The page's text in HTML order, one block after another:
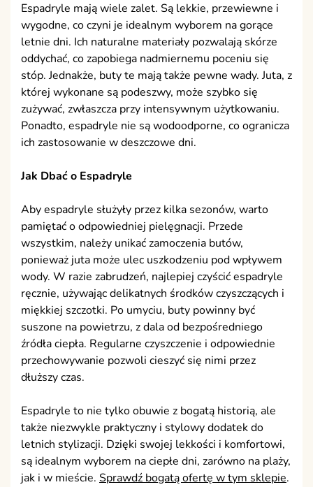
Espadryle mają wiele zalet. Są lekkie, przewiewne i
wygodne, co czyni je idealnym wyborem na gorące
letnie dni. Ich naturalne materiały pozwalają skórze
oddychać, co zapobiega nadmiernemu poceniu się
stóp. Jednakże, buty te mają także pewne wady. Juta, z
której wykonane są podeszwy, może szybko się
zużywać, zwłaszcza przy intensywnym użytkowaniu.
Ponadto, espadryle nie są wodoodporne, co ogranicza
ich zastosowanie w deszczowe dni.
Jak Dbać o Espadryle
Aby espadryle służyły przez kilka sezonów, warto
pamiętać o odpowiedniej pielęgnacji. Przede
wszystkim, należy unikać zamoczenia butów,
ponieważ juta może ulec uszkodzeniu pod wpływem
wody. W razie zabrudzeń, najlepiej czyścić espadryle
ręcznie, używając delikatnych środków czyszczących i
miękkiej szczotki. Po umyciu, buty powinny być
suszone na powietrzu, z dala od bezpośredniego
źródła ciepła. Regularne czyszczenie i odpowiednie
przechowywanie pozwoli cieszyć się nimi przez
dłuższy czas.
Espadryle to nie tylko obuwie z bogatą historią, ale
także niezwykle praktyczny i stylowy dodatek do
letnich stylizacji. Dzięki swojej lekkości i komfortowi,
są idealnym wyborem na ciepłe dni, zarówno na plaży,
jak i w mieście. Sprawdź bogatą ofertę w tym sklepie.